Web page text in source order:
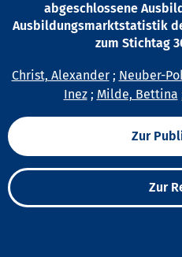
abgeschlossene
Ausbildungsmarktstatistik
zum Stichtag
Christ, Alexander; Neuber-
Inez; Milde, Bettina
Zur
Zur